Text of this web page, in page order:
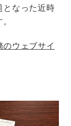
となった近時
のウェブサイ